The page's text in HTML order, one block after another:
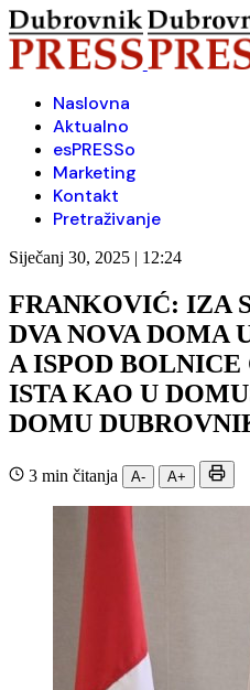
Naslovna
Aktualno
esPRESSo
Marketing
Kontakt
Pretraživanje
Siječanj 30, 2025 | 12:24
FRANKOVIĆ: IZA
DVA NOVA DOMA
A ISPOD
ISTA KAO U
DOMU
3 min čitanja A- A+